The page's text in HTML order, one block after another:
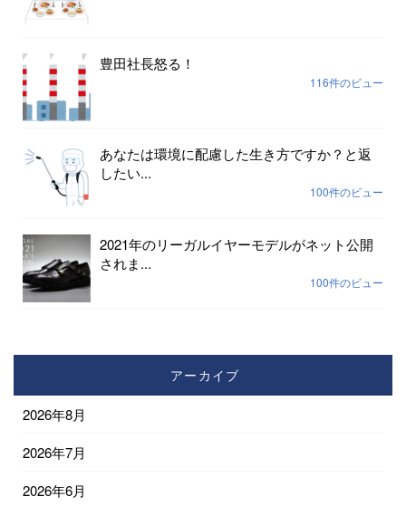
豊田社長怒る！
116件のビュー
あなたは環境に配慮した生き方ですか？と返
したい...
100件のビュー
2021年のリーガルイヤーモデルがネット公開
されま...
100件のビュー
アーカイブ
2026年8月
2026年7月
2026年6月